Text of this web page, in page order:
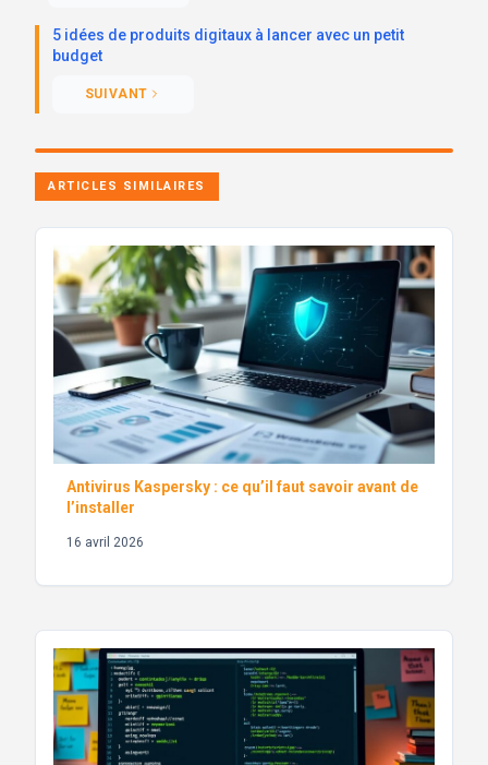
5 idées de produits digitaux à lancer avec un petit
budget
SUIVANT
ARTICLES SIMILAIRES
Antivirus Kaspersky : ce qu’il faut savoir avant de
l’installer
16 avril 2026